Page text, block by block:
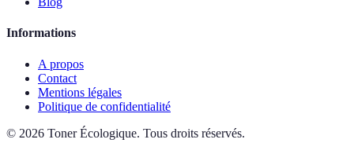
Informations
A propos
Contact
Mentions légales
Politique de confidentialité
© 2026 Toner Écologique. Tous droits réservés.